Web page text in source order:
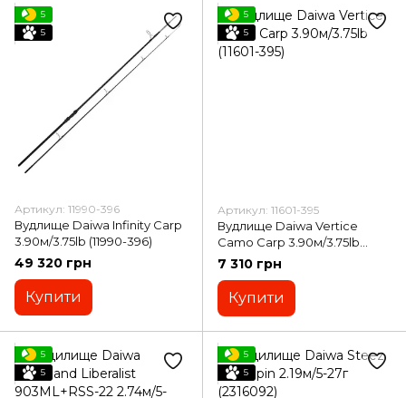
5
5
Артикул: 11990-396
Вудлище Daiwa Infinity Carp
3.90м/3.75lb (11990-396)
49 320 грн
Купити
5
5
Артикул: 11601-395
Вудлище Daiwa Vertice
Camo Carp 3.90м/3.75lb
(11601-395)
7 310 грн
Купити
5
5
5
5